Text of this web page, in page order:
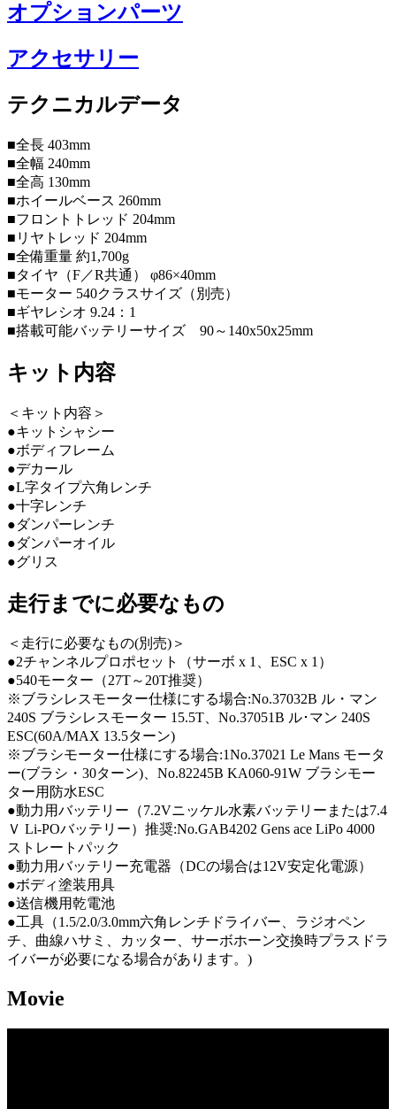
オプションパーツ
アクセサリー
テクニカルデータ
■全長 403mm
■全幅 240mm
■全高 130mm
■ホイールベース 260mm
■フロントトレッド 204mm
■リヤトレッド 204mm
■全備重量 約1,700g
■タイヤ（F／R共通） φ86×40mm
■モーター 540クラスサイズ（別売）
■ギヤレシオ 9.24：1
■搭載可能バッテリーサイズ 90～140x50x25mm
キット内容
＜キット内容＞
●キットシャシー
●ボディフレーム
●デカール
●L字タイプ六角レンチ
●十字レンチ
●ダンパーレンチ
●ダンパーオイル
●グリス
走行までに必要なもの
＜走行に必要なもの(別売)＞
●2チャンネルプロポセット（サーボ x 1、ESC x 1）
●540モーター（27T～20T推奨）
※ブラシレスモーター仕様にする場合:No.37032B ル・マン
240S ブラシレスモーター 15.5T、No.37051B ル･マン 240S
ESC(60A/MAX 13.5ターン)
※ブラシモーター仕様にする場合:1No.37021 Le Mans モータ
ー(ブラシ・30ターン)、No.82245B KA060-91W ブラシモー
ター用防水ESC
●動力用バッテリー（7.2Vニッケル水素バッテリーまたは7.4
Ｖ Li-POバッテリー）推奨:No.GAB4202 Gens ace LiPo 4000
ストレートパック
●動力用バッテリー充電器（DCの場合は12V安定化電源）
●ボディ塗装用具
●送信機用乾電池
●工具（1.5/2.0/3.0mm六角レンチドライバー、ラジオペン
チ、曲線ハサミ、カッター、サーボホーン交換時プラスドラ
イバーが必要になる場合があります。)
Movie